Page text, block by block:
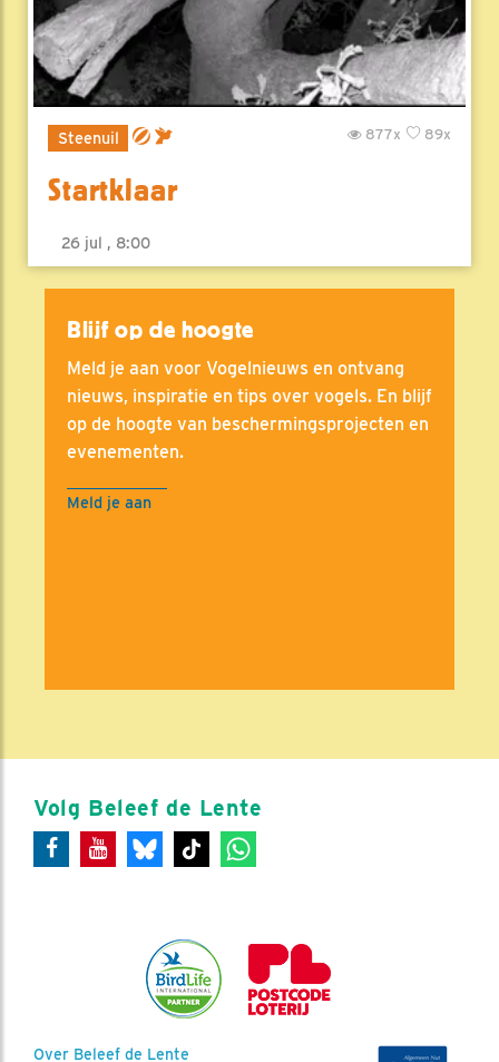
Steenuil 89x
877x
Startklaar
26 jul , 8:00
Blijf op de hoogte
Meld je aan voor Vogelnieuws en ontvang
nieuws, inspiratie en tips over vogels. En blijf
op de hoogte van beschermingsprojecten en
evenementen.
Meld je aan
Volg Beleef de Lente
Over Beleef de Lente